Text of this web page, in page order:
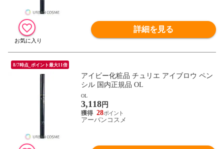
詳細を見る
8/7時点_ポイント最大11倍
アイビー化粧品 チュリエ アイブロウ ペン
シル 国内正規品 OL
OL
3,118円
28
アーバンコスメ